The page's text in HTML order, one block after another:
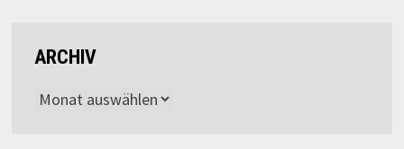
ARCHIV
Archiv